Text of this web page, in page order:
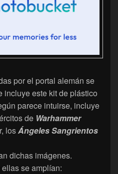
por el portal alemán se
incluye este kit de plástico
parece intuirse, incluye
de Warhammer
losÁngeles Sangrientos
dichas imágenes.
se amplían: